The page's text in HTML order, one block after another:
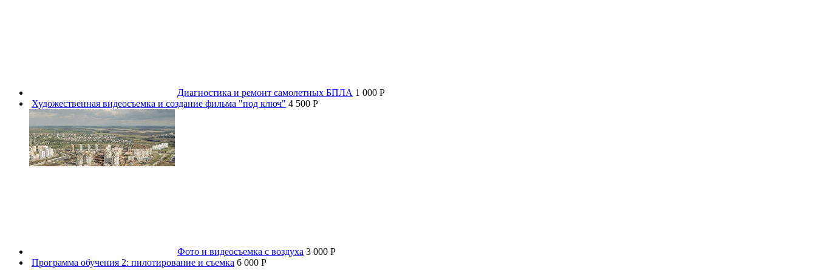
Диагностика и ремонт самолетных БПЛА 1 000 P
Художественная видеосъемка и создание фильма "под ключ" 4 500 P
Фото и видеосъемка с воздуха 3 000 P
Программа обучения 2: пилотирование и съемка 6 000 P